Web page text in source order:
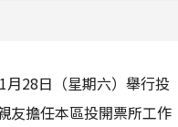
月28日（星期六）舉行投
友擔任本區投開票所工作